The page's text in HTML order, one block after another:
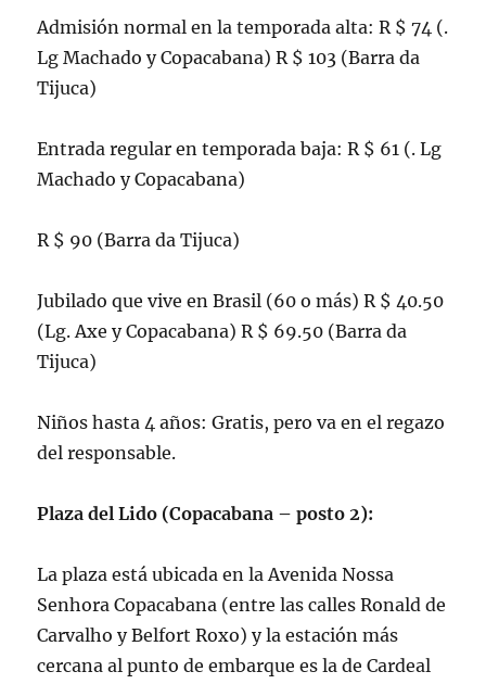
Admisión normal en la temporada alta: R $ 74 (.
Lg Machado y Copacabana) R $ 103 (Barra da
Tijuca)
Entrada regular en temporada baja: R $ 61 (. Lg
Machado y Copacabana)
R $ 90 (Barra da Tijuca)
Jubilado que vive en Brasil (60 o más) R $ 40.50
(Lg. Axe y Copacabana) R $ 69.50 (Barra da
Tijuca)
Niños hasta 4 años: Gratis, pero va en el regazo
del responsable.
Plaza del Lido (Copacabana – posto 2):
La plaza está ubicada en la Avenida Nossa
Senhora Copacabana (entre las calles Ronald de
Carvalho y Belfort Roxo) y la estación más
cercana al punto de embarque es la de Cardeal